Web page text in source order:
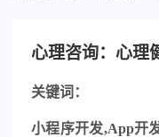
心理咨询：心理
关键词：
小程序开发,App开